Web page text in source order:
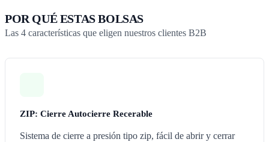
POR QUÉ ESTAS BOLSAS
Las 4 características que eligen nuestros clientes B2B
ZIP: Cierre Autocierre Recerable
Sistema de cierre a presión tipo zip, fácil de abrir y cerrar